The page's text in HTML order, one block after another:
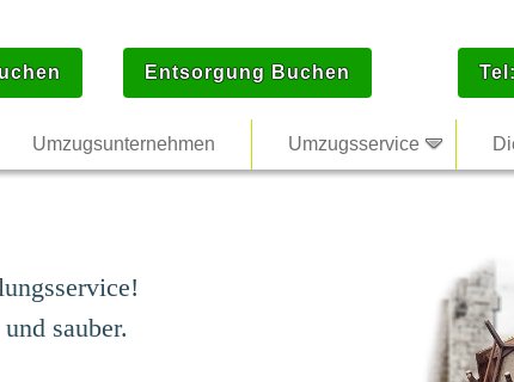
Entsorgung Buchen
Umzugsunternehmen Umzugsservice
sauber.